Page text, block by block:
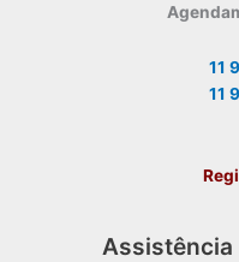
11
11